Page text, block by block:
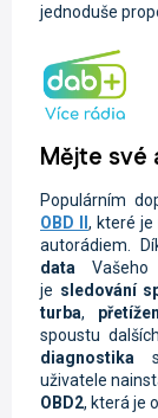
jednoduše
Mějte své
Populárním
OBD II, které
autorádiem.
data Vašeho
je sledování
turba,
spoustu
diagnostika
uživatele
OBD2, která je